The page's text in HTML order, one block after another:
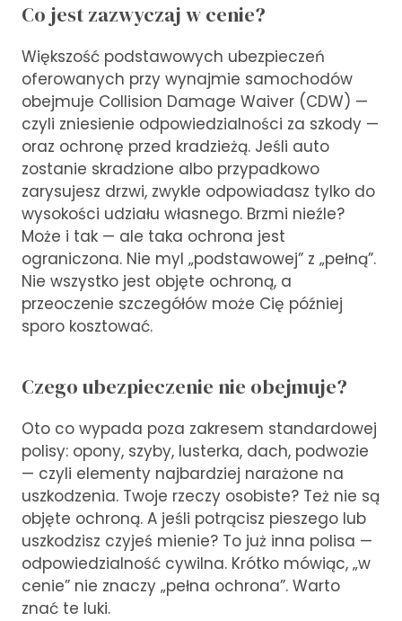
Co jest zazwyczaj w cenie?
Większość podstawowych ubezpieczeń
oferowanych przy wynajmie samochodów
obejmuje Collision Damage Waiver (CDW) —
czyli zniesienie odpowiedzialności za szkody —
oraz ochronę przed kradzieżą. Jeśli auto
zostanie skradzione albo przypadkowo
zarysujesz drzwi, zwykle odpowiadasz tylko do
wysokości udziału własnego. Brzmi nieźle?
Może i tak — ale taka ochrona jest
ograniczona. Nie myl „podstawowej” z „pełną”.
Nie wszystko jest objęte ochroną, a
przeoczenie szczegółów może Cię później
sporo kosztować.
Czego ubezpieczenie nie obejmuje?
Oto co wypada poza zakresem standardowej
polisy: opony, szyby, lusterka, dach, podwozie
— czyli elementy najbardziej narażone na
uszkodzenia. Twoje rzeczy osobiste? Też nie są
objęte ochroną. A jeśli potrącisz pieszego lub
uszkodzisz czyjeś mienie? To już inna polisa —
odpowiedzialność cywilna. Krótko mówiąc, „w
cenie” nie znaczy „pełna ochrona”. Warto
znać te luki.